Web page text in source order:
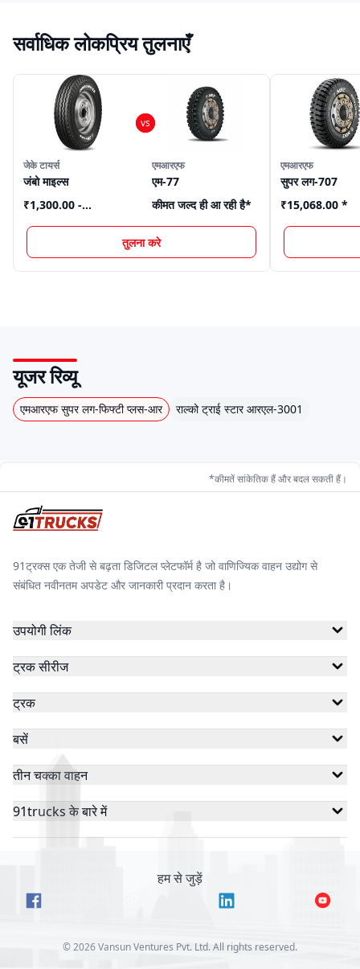
सर्वाधिक लोकप्रिय तुलनाएँ
जेके टायर्स
जंबो माइल्स
₹1,300.00 -
एमआरएफ
एम-77
कीमत जल्द ही आ रही है*
तुलना करे
एमआरएफ
सुपर लग-707
₹15,068.00 *
यूजर रिव्यू
एमआरएफ सुपर लग-फिफ्टी प्लस-आर राल्को ट्राई स्टार आरएल-3001
*कीमतें सांकेतिक हैं और बदल सकती हैं।
91ट्रक्स एक तेजी से बढ़ता डिजिटल प्लेटफॉर्म है जो वाणिज्यिक वाहन उद्योग से
संबंधित नवीनतम अपडेट और जानकारी प्रदान करता है।
उपयोगी लिंक
ट्रक सीरीज
ट्रक
बसें
तीन चक्का वाहन
91trucks के बारे में
हम से जुड़ें
©2026Vansun Ventures Pvt. Ltd. All rights reserved.